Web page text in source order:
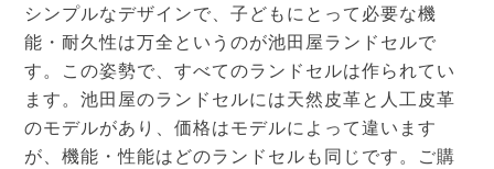
シンプルなデザインで、子どもにとって必要な機
能・耐久性は万全というのが池田屋ランドセルで
す。この姿勢で、すべてのランドセルは作られてい
ます。池田屋のランドセルには天然皮革と人工皮革
のモデルがあり、価格はモデルによって違います
が、機能・性能はどのランドセルも同じです。ご購